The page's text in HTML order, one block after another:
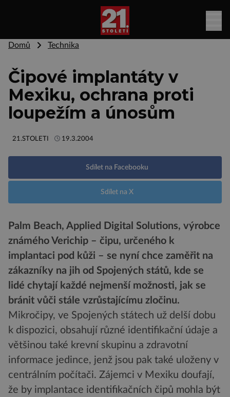
Domů Technika
Čipové implantáty v
Mexiku, ochrana proti
loupežím a únosům
21.STOLETI 19.3.2004
Sdílet na Facebooku
Sdílet na X
Palm Beach, Applied Digital Solutions, výrobce
známého Verichip – čipu, určeného k
implantaci pod kůži – se nyní chce zaměřit na
zákazníky na jih od Spojených států, kde se
lidé chytají každé nejmenší možnosti, jak se
bránit vůči stále vzrůstajícímu zločinu.
Mikročipy, ve Spojených státech už delší dobu
k dispozici, obsahují různé identifikační údaje a
většinou také krevní skupinu a zdravotní
informace jedince, jenž jsou pak také uloženy v
centrálním počítači. Zájemci v Mexiku doufají,
že by implantace identifikačních čipů mohla být